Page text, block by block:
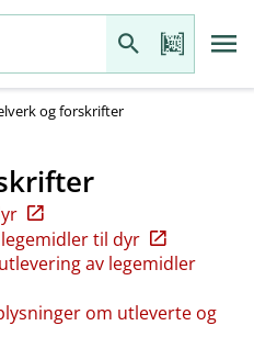
og forskrifter
til dyr
av legemidler
om utleverte og